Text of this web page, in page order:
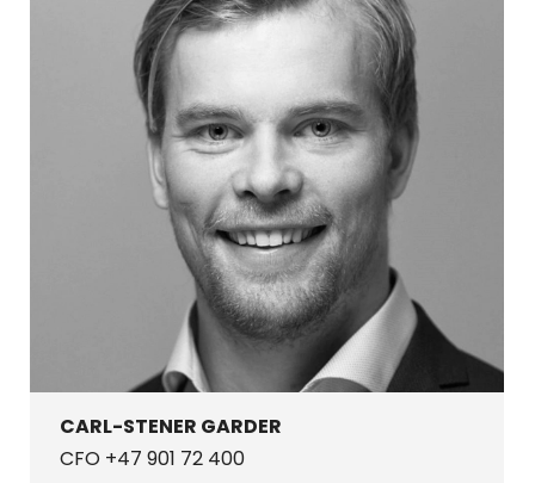
CARL-STENER GARDER
CFO +47 901 72 400